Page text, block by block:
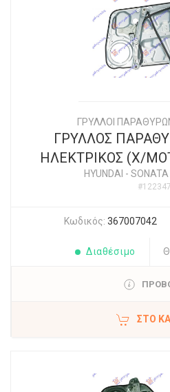
ΓΡΥΛΛΟΙ
ΓΡΥΛΛΟΣ
ΗΛΕΚΤΡΙΚΟΣ (X/
HYUNDAI -
#122347
Κωδικός: 367007042
Διαθέσιμο
ΣΤΟ